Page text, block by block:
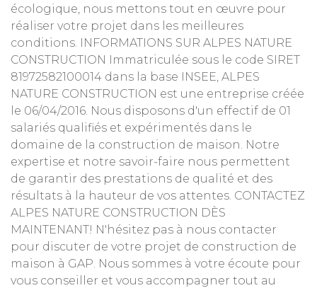
écologique, nous mettons tout en œuvre pour
réaliser votre projet dans les meilleures
conditions. INFORMATIONS SUR ALPES NATURE
CONSTRUCTION Immatriculée sous le code SIRET
81972582100014 dans la base INSEE, ALPES
NATURE CONSTRUCTION est une entreprise créée
le 06/04/2016. Nous disposons d'un effectif de 01
salariés qualifiés et expérimentés dans le
domaine de la construction de maison. Notre
expertise et notre savoir-faire nous permettent
de garantir des prestations de qualité et des
résultats à la hauteur de vos attentes. CONTACTEZ
ALPES NATURE CONSTRUCTION DÈS
MAINTENANT! N'hésitez pas à nous contacter
pour discuter de votre projet de construction de
maison à GAP. Nous sommes à votre écoute pour
vous conseiller et vous accompagner tout au